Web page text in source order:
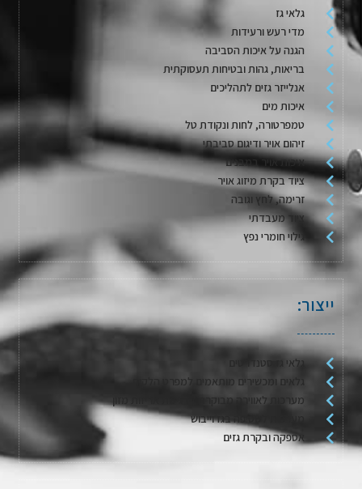
גלאי גז
מדי רעש ורעידות
הגנה על איכות הסביבה
בריאות, גהות ובטיחות תעסוקתית
אנלייזר גזים לתהליכים
איכות מים
טמפרטורה, לחות ונקודת טל
זיהום אויר ודיגום סביבתי
איכות אויר במבנים
ציוד בקרת מיזוג אויר
זרימה, לחץ וגובה
ציוד מעבדתי
גילוי חומרי נפץ
ייצור:
גלאי גז סטנדרטים
גלאים ומכשירים מותאמים למפרט הלקוח
מערכות לאווירה מבוקרת / דגימת אריזות מזון
מערכות לשטיפה בגז וייבוש
אספקה ובקרת גזים